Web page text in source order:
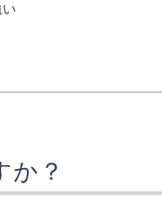
か？